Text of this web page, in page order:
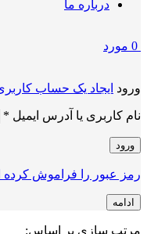
درباره ما
0 مورد
ورود ایجاد یک حساب
نام کاربری یا آدرس ایمیل *
ورود
رمز عبور را فراموش کرده
ادامه
مرتب سازی بر اساس: